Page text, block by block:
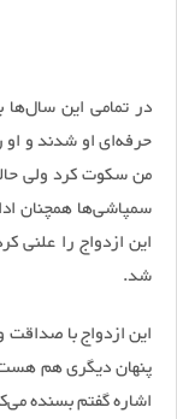
در تمامی این سال‌ها
حرفه‌ای او شدند و او
من سکوت کرد ولی
سمپاشی‌ها همچنان
این ازدواج را علنی
شد.
این ازدواج با
پنهان دیگری هم هست
اشاره گفتم بسنده